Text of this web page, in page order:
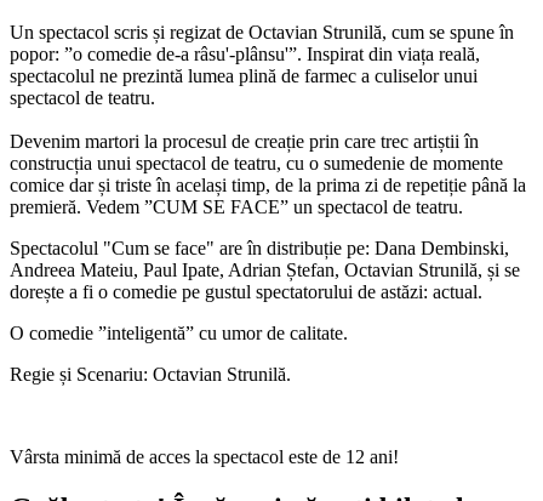
Un spectacol scris și regizat de Octavian Strunilă, cum se spune în
popor: ”o comedie de-a râsu'-plânsu'”. Inspirat din viața reală,
spectacolul ne prezintă lumea plină de farmec a culiselor unui
spectacol de teatru.
Devenim martori la procesul de creație prin care trec artiștii în
construcția unui spectacol de teatru, cu o sumedenie de momente
comice dar și triste în același timp, de la prima zi de repetiție până la
premieră. Vedem ”CUM SE FACE” un spectacol de teatru.
Spectacolul "Cum se face" are în distribuție pe: Dana Dembinski,
Andreea Mateiu, Paul Ipate, Adrian Ștefan, Octavian Strunilă, și se
dorește a fi o comedie pe gustul spectatorului de astăzi: actual.
O comedie ”inteligentă” cu umor de calitate.
Regie și Scenariu: Octavian Strunilă.
Vârsta minimă de acces la spectacol este de 12 ani!